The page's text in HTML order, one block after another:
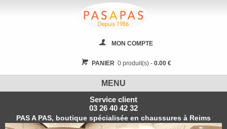
MON COMPTE
PANIER0 produit(s) - 0.00 €
MENU
Service client
03 26 40 42 32
PAS A PAS, boutique spécialisée en chaussures à Reims